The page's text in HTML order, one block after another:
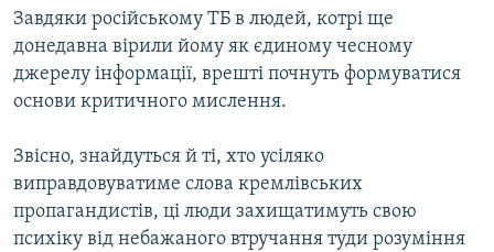
Завдяки російському ТБ в людей, котрі ще
донедавна вірили йому як єдиному чесному
джерелу інформації, врешті почнуть формуватися
основи критичного мислення.
Звісно, знайдуться й ті, хто усіляко
виправдовуватиме слова кремлівських
пропагандистів, ці люди захищатимуть свою
психіку від небажаного втручання туди розуміння